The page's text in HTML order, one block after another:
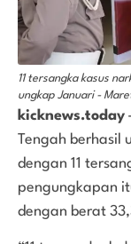
11 tersangka kasus
ungkap Januari -
kicknews.today
Tengah berhasil
dengan 11
pengungkapan
dengan berat